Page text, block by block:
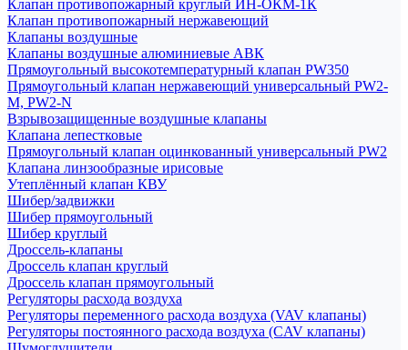
Клапан противопожарный круглый ИН-ОКМ-1К
Клапан противопожарный нержавеющий
Клапаны воздушные
Клапаны воздушные алюминиевые АВК
Прямоугольный высокотемпературный клапан PW350
Прямоугольный клапан нержавеющий универсальный PW2-
M, PW2-N
Взрывозащищенные воздушные клапаны
Клапана лепестковые
Прямоугольный клапан оцинкованный универсальный PW2
Клапана линзообразные ирисовые
Утеплённый клапан КВУ
Шибер/задвижки
Шибер прямоугольный
Шибер круглый
Дроссель-клапаны
Дроссель клапан круглый
Дроссель клапан прямоугольный
Регуляторы расхода воздуха
Регуляторы переменного расхода воздуха (VAV клапаны)
Регуляторы постоянного расхода воздуха (CAV клапаны)